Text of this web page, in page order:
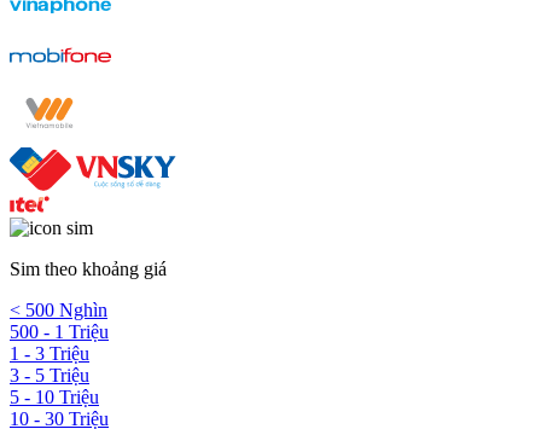
Sim theo khoảng giá
< 500 Nghìn
500 - 1 Triệu
1 - 3 Triệu
3 - 5 Triệu
5 - 10 Triệu
10 - 30 Triệu